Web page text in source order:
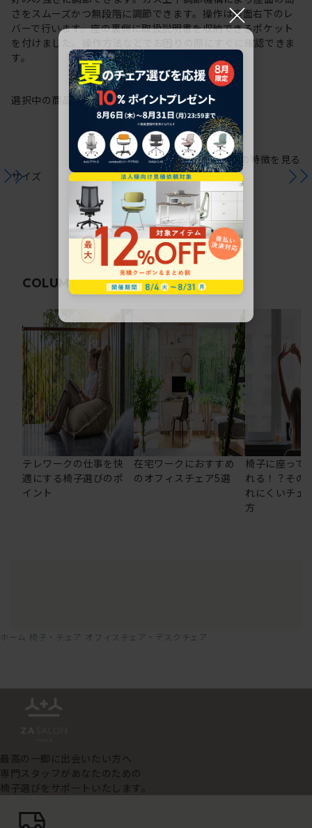
さをスムーズかつ無段階に調節できます。操作は座面右下のレ
バーで行います。座の裏側に取扱説明書を収納できるポケット
を付けました。操作方法などでお困りの際にすぐに確認できま
す。
選択中の商品情報保証注意事項
サイズ
シリーズの特徴を見る
COLUMN関連コラム
テレワークの仕事を快
適にする椅子選びのポ
イント
在宅ワークにおすすめ
のオフィスチェア5選
椅子に座って
れる！？その
れにくいチェ
方
ホーム 椅子・チェア オフィスチェア・デスクチェア
最高の一脚に出会いたい方へ
専門スタッフがあなたのための
椅子選びをサポートいたします。
×